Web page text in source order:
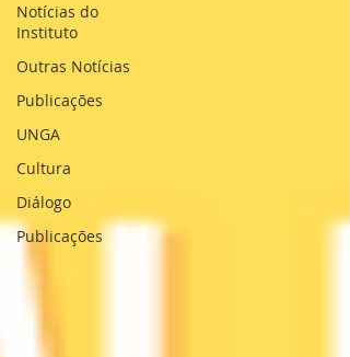
Notícias do
Instituto
Outras Notícias
Publicações
UNGA
Cultura
Diálogo
Publicações